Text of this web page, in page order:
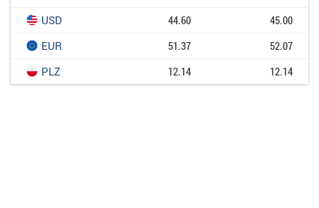
USD 44.60
45.00
EUR
51.37
52.07
PLZ
12.14 12.14